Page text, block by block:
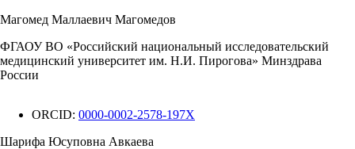
Магомед Маллаевич Магомедов
ФГАОУ ВО «Российский национальный исследовательский
медицинский университет им. Н.И. Пирогова» Минздрава
России
ORCID: 0000-0002-2578-197X
Шарифа Юсуповна Авкаева